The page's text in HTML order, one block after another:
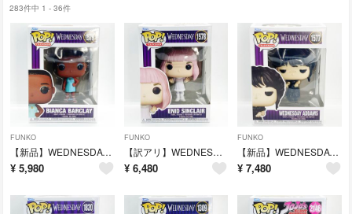
283件中 1 - 36件
FUNKO
【新品】WEDNESDAY ビアンカ・バークレー レイヴンダンス #1579
¥ 5,980
FUNKO
【訳アリ】WEDNESDAY イーニッド・シンクレア レイヴンダンス #1578
¥ 6,480
FUNKO
【新品】WEDNESDAY ウェンズデー・アダムス レイヴンダンス #1577
¥ 7,480